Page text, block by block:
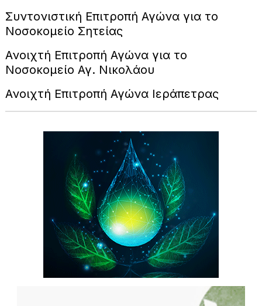
Συντονιστική Επιτροπή Αγώνα για το
Νοσοκομείο Σητείας
Ανοιχτή Επιτροπή Αγώνα για το
Νοσοκομείο Αγ. Νικολάου
Ανοιχτή Επιτροπή Αγώνα Ιεράπετρας